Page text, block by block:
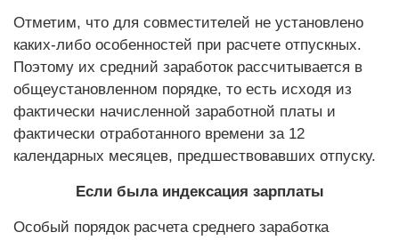
Отметим, что для совместителей не установлено
каких-либо особенностей при расчете отпускных.
Поэтому их средний заработок рассчитывается в
общеустановленном порядке, то есть исходя из
фактически начисленной заработной платы и
фактически отработанного времени за 12
календарных месяцев, предшествовавших отпуску.
Если была индексация зарплаты
Особый порядок расчета среднего заработка